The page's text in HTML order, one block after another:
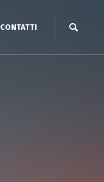
CONTATTI